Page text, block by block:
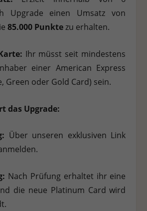
Upgrade einen Umsatz von
85.000 Punktezu erhalten.
Ihr müsst seit mindestens
einer American Express
Green oder Gold Card) sein.
das Upgrade:
Über unseren exklusiven Link
Nach Prüfung erhaltet ihr eine
die neue Platinum Card wird